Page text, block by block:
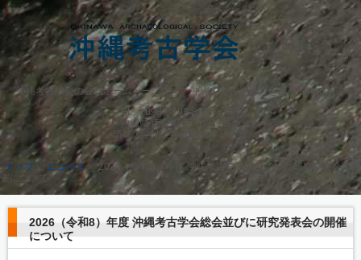
沖縄考古学会の公式ホームページです。沖縄で考古学研究を行う団体です。
TEL. （098）895-8276・8270
沖縄県 西原町 字千原１番地
琉球大学法文学部考古学研究室
トップ › ニュース›
2026（令和8）年度 沖縄考古学会総会並びに研究発表会の開
催について
2026（令和8）年度 沖縄考古学会総会並びに研究発表会の開催
について